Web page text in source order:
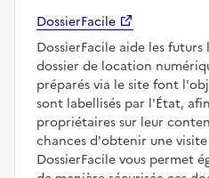
DossierFacile
DossierFacile aide les
dossier de location
préparés via le site font
sont labellisés par l'État,
propriétaires sur leur
chances d'obtenir une
DossierFacile vous permet